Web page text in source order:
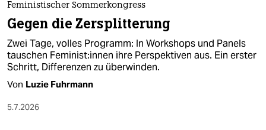
Feministischer Sommerkongress
Gegen die Zersplitterung
Zwei Tage, volles Programm: In Workshops und Panels
tauschen Fe­mi­nis­t:in­nen ihre Perspektiven aus. Ein erster
Schritt, Differenzen zu überwinden.
Von Luzie Fuhrmann
5.7.2026